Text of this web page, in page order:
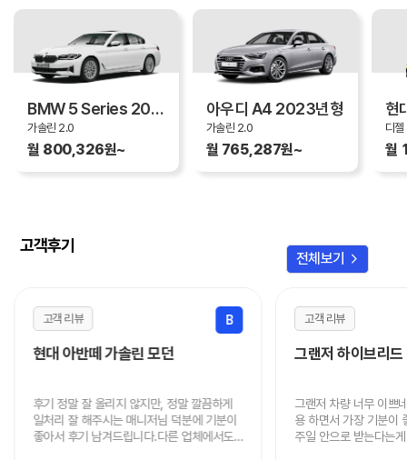
BMW 5 Series 2023년형
가솔린 2.0
월 800,326원~
아우디 A4 2023년형
가솔린 2.0
월 765,287원~
디
월
고객후기
전체보기 chevron_right
B
고객 리뷰
현대 아반떼 가솔린 모던
후기 정말 잘 올리지 않지만, 정말 깔끔하게
일처리 잘 해주시는 매니저님 덕분에 기분이
좋아서 후기 남겨드립니다.다른 업체에서도
고객 리뷰
그랜저 하이브리드
그랜저 차량 너무 이쁘
용 하면서 가장 기분이
주일 안으로 받는다는